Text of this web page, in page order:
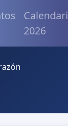
2026